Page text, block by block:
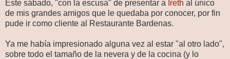
Este sábado, "con la escusa" de presentar a Ireth al único
de mis grandes amigos que le quedaba por conocer, por fin
pude ir como cliente al Restaurante Bardenas.
Ya me había impresionado alguna vez al estar "al otro lado",
sobre todo el tamaño de la nevera y de la cocina (y lo